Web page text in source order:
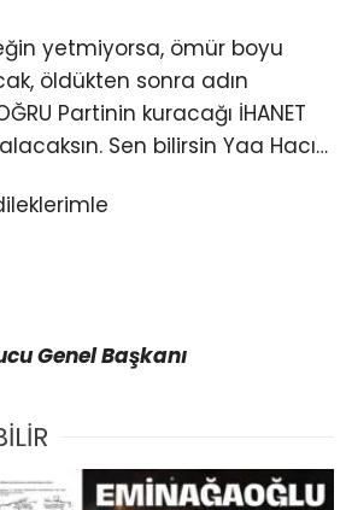
yetmiyorsa, ömür boyu
öldükten sonra adın
Partinin kuracağı İHANET
alacaksın. Sen bilirsin Yaa Hacı…
Genel Başkanı